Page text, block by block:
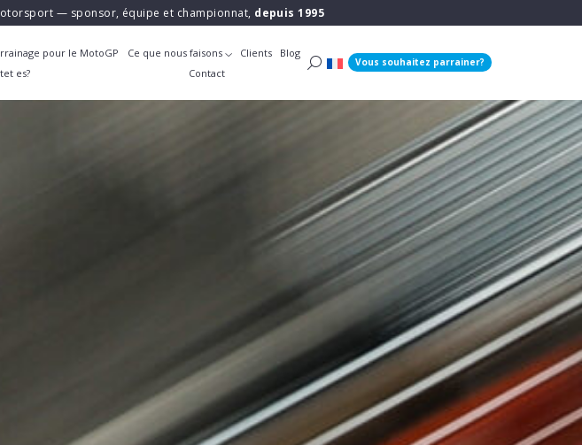
— sponsor, équipe et championnat, depuis 1995
pour le MotoGP Ce que nous faisons Clients
Blog
es? Contact
Vous souhaitez parrainer?